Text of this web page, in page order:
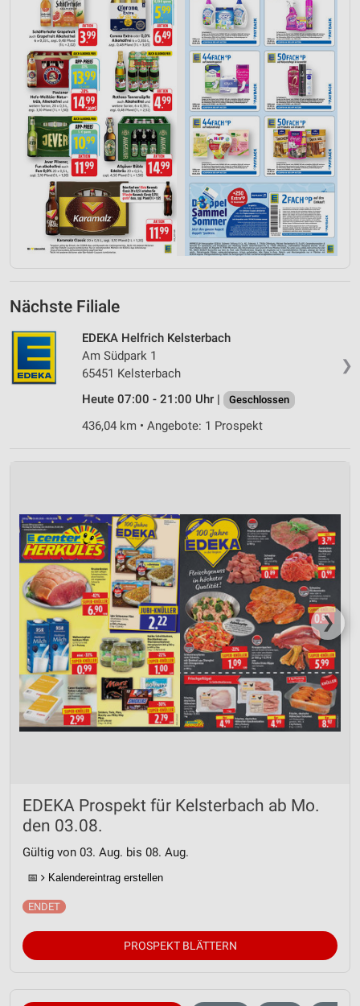
Nächste Filiale
❯
EDEKA Helfrich Kelsterbach
Am Südpark 1
65451 Kelsterbach
Heute 07:00 - 21:00 Uhr |
Geschlossen
436,04 km • Angebote: 1 Prospekt
❯
EDEKA Prospekt für Kelsterbach ab Mo.
den 03.08.
Gültig von 03. Aug. bis 08. Aug.
📅 Kalendereintrag erstellen
PROSPEKT BLÄTTERN